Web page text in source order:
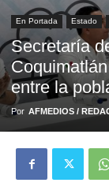
En Portada Estado
Secretaría
entre la
Por AFMEDIOS /